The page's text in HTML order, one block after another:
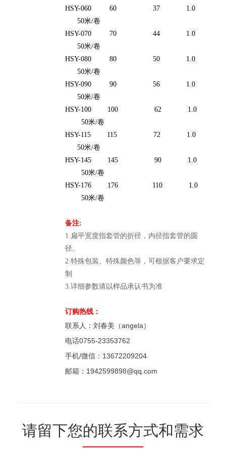
HSY-060 60 37 1.0
50米/卷
HSY-070 70 44 1.0
50米/卷
HSY-080 80 50 1.0
50米/卷
HSY-090 90 56 1.0
50米/卷
HSY-100 100 62 1.0
50米/卷
HSY-115 115 72 1.0
50米/卷
HSY-145 145 90 1.0
50米/卷
HSY-176 176 110 1.0
50米/卷
备注:
1.扁平宽度指套管的折径，内径指套管的圆
径。
2.特殊包装、特殊颜色等，可根据客户要求定
制
3.详细参数请以样品承认书为准
订购热线：
联系人：刘春美（angela）
电话0755-23353762
手机/微信：13672209204
邮箱：1942599898@qq.com
请留下您的联系方式和需求